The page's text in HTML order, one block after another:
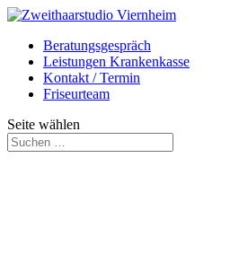
Beratungsgespräch
Leistungen Krankenkasse
Kontakt / Termin
Friseurteam
Seite wählen